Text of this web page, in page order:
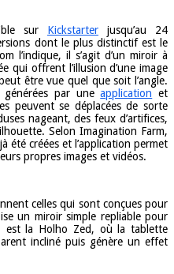
sur Kickstarter jusqu’au 24
dont le plus distinctif est le
l’indique, il s’agit d’un miroir à
qui offrent l’illusion d’une image
être vue quel que soit l’angle.
générées par uneapplication et
peuvent se déplacées de sorte
nageant, des feux d’artifices,
Selon Imagination Farm,
été créées et l’application permet
propres images et vidéos.
celles qui sont conçues pour
un miroir simple repliable pour
est la Holho Zed, où la tablette
incliné puis génère un effet